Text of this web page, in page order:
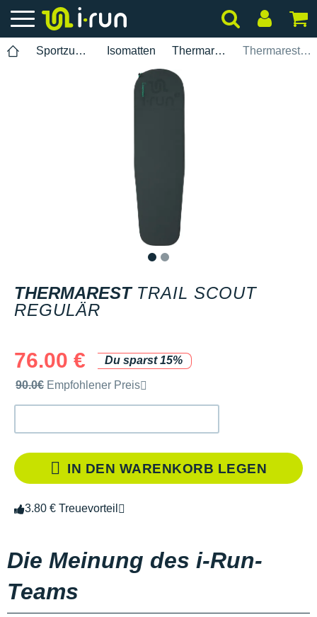
Sportzubehör Isomatten Thermarest Thermarest Trail Scout Regulär
THERMAREST TRAIL SCOUT
REGULÄR
76.00 €
Du sparst 15%
Unverbindliche Preisempfehlung der Marke
90.0€ Empfohlener Preis
IN DEN WARENKORB LEGEN
3.80 € Treuevorteil
Die Meinung des i-Run-
Teams